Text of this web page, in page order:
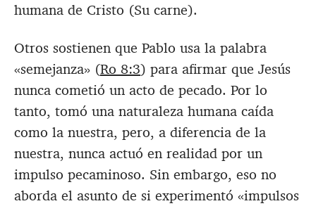
humana de Cristo (Su carne).
Otros sostienen que Pablo usa la palabra
«semejanza» (Ro 8:3) para afirmar que Jesús
nunca cometió un acto de pecado. Por lo
tanto, tomó una naturaleza humana caída
como la nuestra, pero, a diferencia de la
nuestra, nunca actuó en realidad por un
impulso pecaminoso. Sin embargo, eso no
aborda el asunto de si experimentó «impulsos